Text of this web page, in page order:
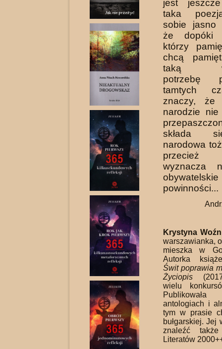
jest
taka
sobie jasno
że dopóki
którzy
chcą
taką
potrzebę
tamtych
znaczy, że
narodzie
składa
narodowa
wyznacza
obywatelskie
powinności...
Krystyna
warszawianka,
mieszka w
Autorka
Świt poprawia
Życiopis
wie­lu
antologiach i
tym w prasie
bułgarskiej. Jej
znaleźć
Literatów